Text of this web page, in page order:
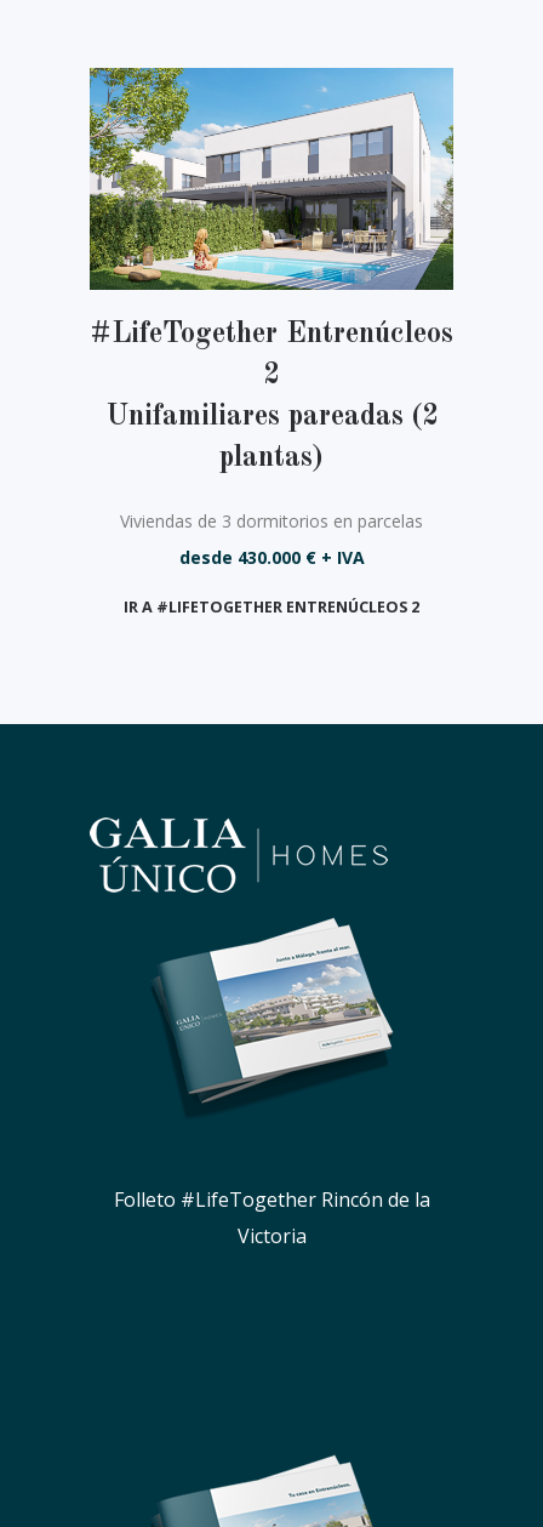
#LifeTogether Entrenúcleos
2
Unifamiliares pareadas (2
plantas)
Viviendas de 3 dormitorios en parcelas
desde 430.000 € + IVA
IR A #LIFETOGETHER ENTRENÚCLEOS 2
Folleto #LifeTogether Rincón de la
Victoria